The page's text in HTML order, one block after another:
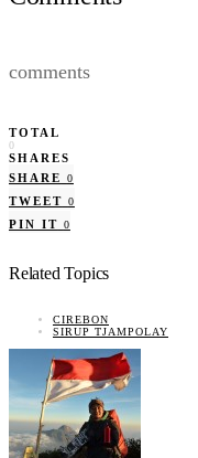
comments
TOTAL
0
SHARES
SHARE
0
TWEET 0
PIN IT 0
Related Topics
CIREBON
SIRUP TJAMPOLAY